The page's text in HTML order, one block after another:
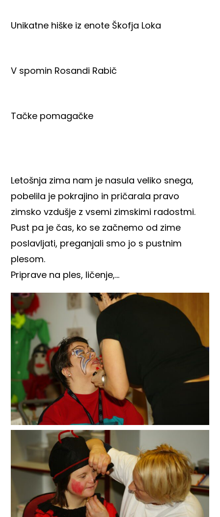
Unikatne hiške iz enote Škofja Loka
V spomin Rosandi Rabič
Tačke pomagačke
Letošnja zima nam je nasula veliko snega,
pobelila je pokrajino in pričarala pravo
zimsko vzdušje z vsemi zimskimi radostmi.
Pust pa je čas, ko se začnemo od zime
poslavljati, preganjali smo jo s pustnim
plesom.
Priprave na ples, ličenje,…